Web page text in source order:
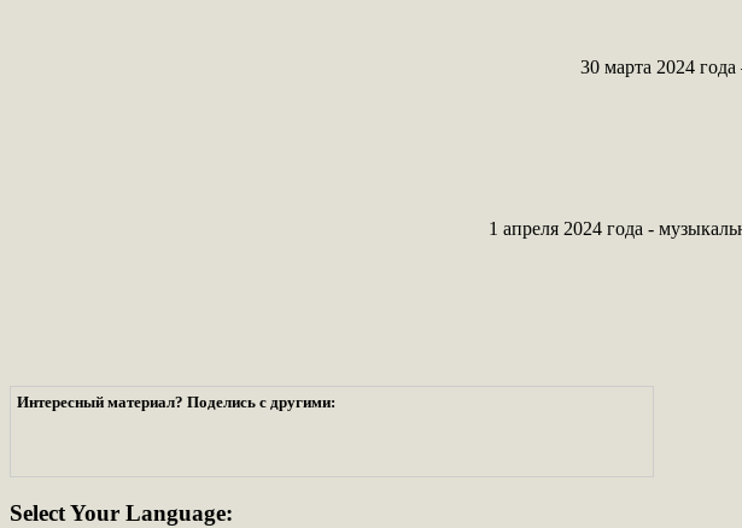
30 марта 2024
1 апреля 2024 года -
Интересный материал? Поделись с другими:
SelectYour Language: